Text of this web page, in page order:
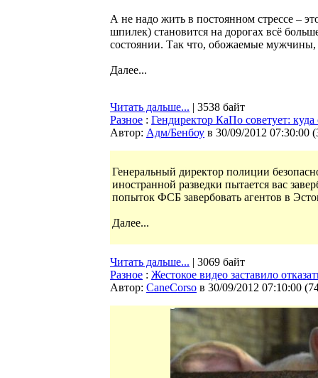
А не надо жить в постоянном стрессе –
шпилек) становится на дорогах всё
состоянии. Так что, обожаемые мужчины,
Далее...
Читать дальше... | 3538 байт
Разное : Гендиректор КаПо советует:
Автор: Адм/Бенбоу в 30/09/2012 07:30:00 (
Генеральный директор полиции
иностранной разведки пытается вас
попыток ФСБ завербовать агентов в
Далее...
Читать дальше... | 3069 байт
Разное : Жестокое видео заставило
Автор: CaneCorso в 30/09/2012 07:10:00 (